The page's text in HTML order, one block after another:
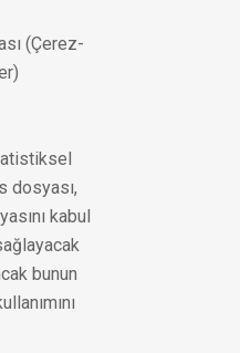
(Çerez-
dosyası,
kabul
bunun